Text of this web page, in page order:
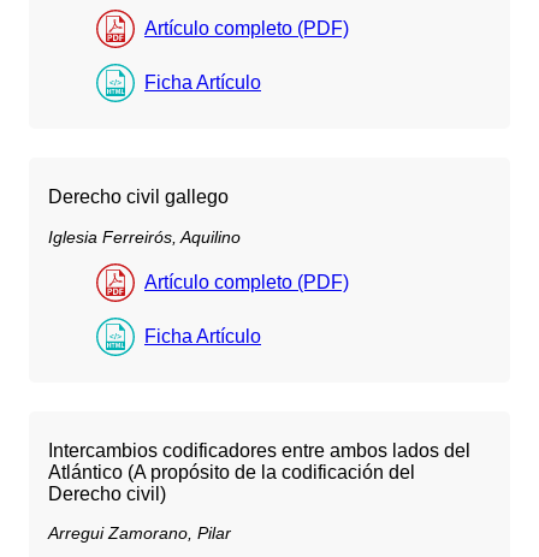
Artículo completo (PDF)
Ficha Artículo
Derecho civil gallego
Iglesia Ferreirós, Aquilino
Artículo completo (PDF)
Ficha Artículo
Intercambios codificadores entre ambos lados del
Atlántico (A propósito de la codificación del
Derecho civil)
Arregui Zamorano, Pilar